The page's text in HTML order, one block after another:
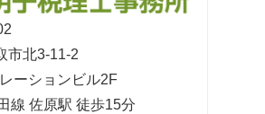
市北3-11-2
ーションビル2F
線 佐原駅 徒歩15分